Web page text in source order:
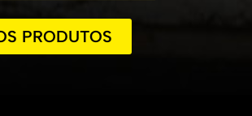
PRODUTOS